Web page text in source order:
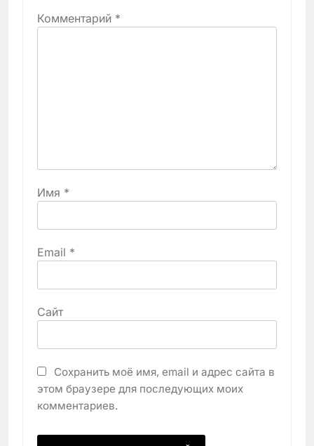
Комментарий *
Имя *
Email *
Сайт
Сохранить моё имя, email и адрес сайта в
этом браузере для последующих моих
комментариев.